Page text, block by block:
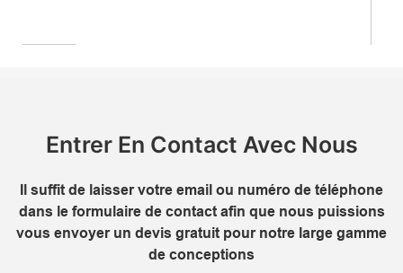
Entrer En Contact Avec Nous
Il suffit de laisser votre email ou numéro de téléphone
dans le formulaire de contact afin que nous puissions
vous envoyer un devis gratuit pour notre large gamme
de conceptions